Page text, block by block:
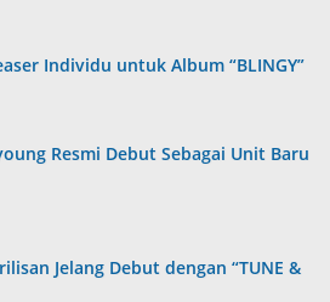
Individu untuk Album “BLINGY”
Resmi Debut Sebagai Unit Baru
Jelang Debut dengan “TUNE &